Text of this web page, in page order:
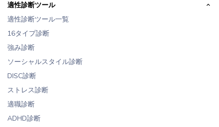
適性診断ツール
適性診断ツール一覧
16タイプ診断
強み診断
ソーシャルスタイル診断
DISC診断
ストレス診断
適職診断
ADHD診断